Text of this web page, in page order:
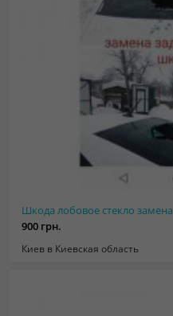
Шкода лобовое стекло замена
900 грн.
Киев в Киевская область